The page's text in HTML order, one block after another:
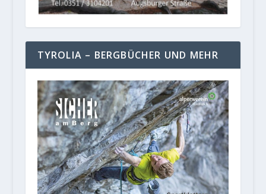
TYROLIA – BERGBÜCHER UND MEHR